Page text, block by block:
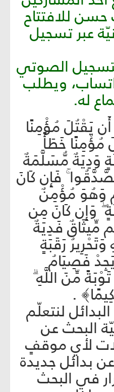
للافتتاح
عبر تسجيل
الصوتي
ويطلب
له.
يَقْتُلَ مُؤْمِنًا
مُؤْمِنًا خَطَأً
وَدِيَةٌ مُّسَلَّمَةٌ
فَإِن كَانَ
وَهُوَ مُؤْمِنٌ
وَإِن كَانَ مِن
مِّيثَاقٌ فَدِيَةٌ
رَقَبَةٍ
فَصِيَامُ
مِّنَ اللَّهِ
.
لنتعلّم
البحث عن
لأي موقفٍ
بدائل جديدة
في البحث